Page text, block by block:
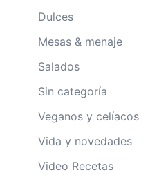
Dulces
Mesas & menaje
Salados
Sin categoría
Veganos y celíacos
Vida y novedades
Video Recetas